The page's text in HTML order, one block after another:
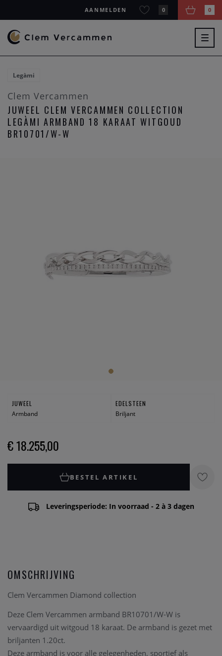
AANMELDEN 0 0
Legàmi
Clem Vercammen
JUWEEL CLEM VERCAMMEN COLLECTION
LEGÀMI ARMBAND 18 KARAAT WITGOUD
BR10701/W-W
JUWEEL
Armband
EDELSTEEN
Briljant
€ 18.255,00
BESTEL ARTIKEL
Leveringsperiode: In voorraad - 2 à 3 dagen
OMSCHRIJVING
Clem Vercammen Diamond collection
Deze Clem Vercammen armband BR10701/W-W is
vervaardigd uit witgoud 18 karaat. De armband is gezet met
briljanten 1.20ct.
Deze armband is voor alle gelegenheden, sportief als